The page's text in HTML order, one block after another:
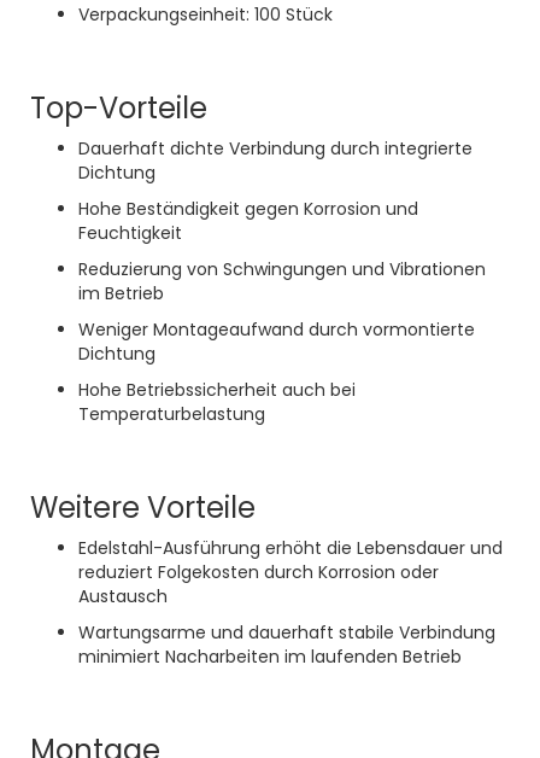
Verpackungseinheit: 100 Stück
Top-Vorteile
Dauerhaft dichte Verbindung durch integrierte
Dichtung
Hohe Beständigkeit gegen Korrosion und
Feuchtigkeit
Reduzierung von Schwingungen und Vibrationen
im Betrieb
Weniger Montageaufwand durch vormontierte
Dichtung
Hohe Betriebssicherheit auch bei
Temperaturbelastung
Weitere Vorteile
Edelstahl-Ausführung erhöht die Lebensdauer und
reduziert Folgekosten durch Korrosion oder
Austausch
Wartungsarme und dauerhaft stabile Verbindung
minimiert Nacharbeiten im laufenden Betrieb